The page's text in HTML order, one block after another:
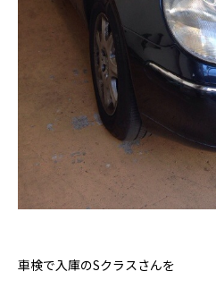
車検で入庫のSクラスさんを